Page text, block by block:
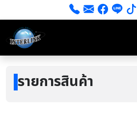
รายการสินค้า